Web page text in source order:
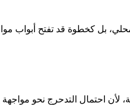
بل كخطوة قد تفتح أبواب
احتمال التدحرج نحو مواجهة